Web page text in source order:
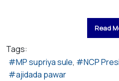
Read
Tags:
MP supriya sule
NCP
ajidada pawar